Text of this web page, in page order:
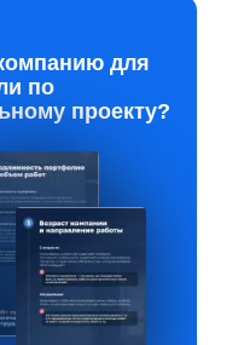
для
по
проекту?